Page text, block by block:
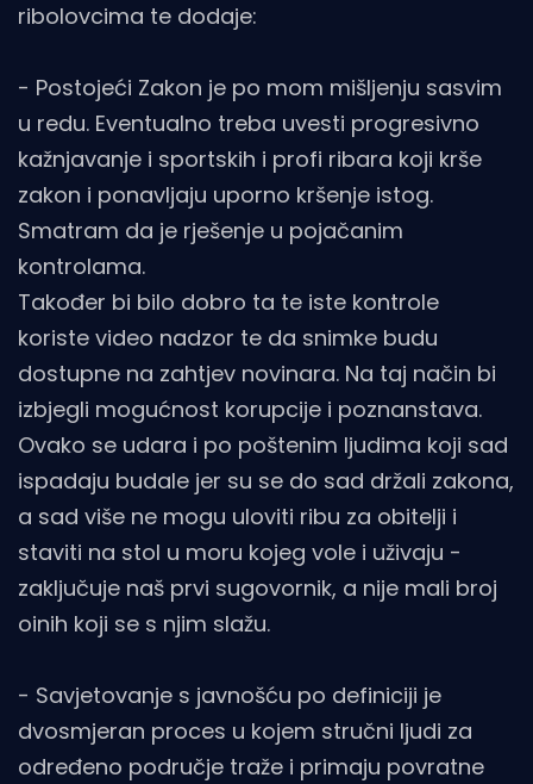
ribolovcima te dodaje:
- Postojeći Zakon je po mom mišljenju sasvim
u redu. Eventualno treba uvesti progresivno
kažnjavanje i sportskih i profi ribara koji krše
zakon i ponavljaju uporno kršenje istog.
Smatram da je rješenje u pojačanim
kontrolama.
Također bi bilo dobro ta te iste kontrole
koriste video nadzor te da snimke budu
dostupne na zahtjev novinara. Na taj način bi
izbjegli mogućnost korupcije i poznanstava.
Ovako se udara i po poštenim ljudima koji sad
ispadaju budale jer su se do sad držali zakona,
a sad više ne mogu uloviti ribu za obitelji i
staviti na stol u moru kojeg vole i uživaju -
zaključuje naš prvi sugovornik, a nije mali broj
oinih koji se s njim slažu.
- Savjetovanje s javnošću po definiciji je
dvosmjeran proces u kojem stručni ljudi za
određeno područje traže i primaju povratne